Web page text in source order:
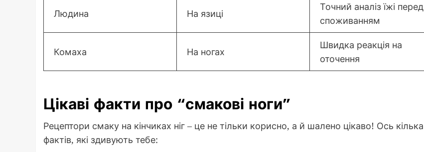
Людина На язиці
Точний аналіз їжі перед
споживанням
Комаха На ногах
Швидка реакція на
оточення
Цікаві факти про “смакові ноги”
Рецептори смаку на кінчиках ніг – це не тільки корисно, а й шалено цікаво! Ось кілька
фактів, які здивують тебе: